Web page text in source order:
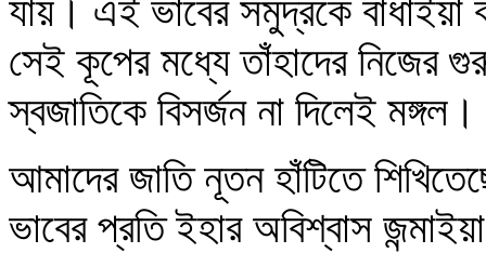
যায়। এই ভাবের সমুদ্রকে বাঁধাইয়া
সেই কূপের মধ্যে তাঁহাদের নিজের
স্বজাতিকে বিসর্জন না দিলেই মঙ্গল।
আমাদের জাতি নূতন হাঁটিতে
ভাবের প্রতি ইহার অবিশ্বাস